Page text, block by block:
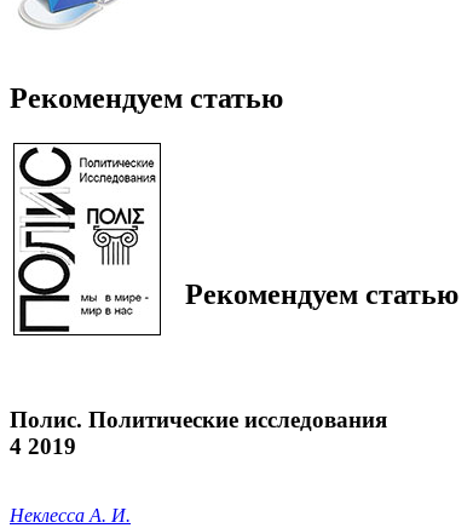
Рекомендуем статью
Рекомендуем статью
Полис. Политические исследования
4 2019
Неклесса А. И.